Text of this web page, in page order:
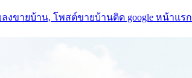
งขายบ้าน, โพสต์ขายบ้านติด google หน้าแรก